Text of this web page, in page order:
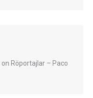
on Röportajlar – Paco